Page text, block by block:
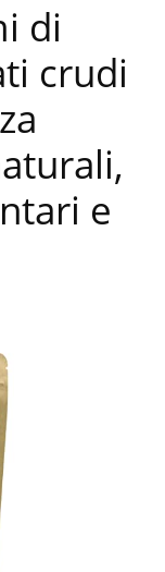
di
crudi
e